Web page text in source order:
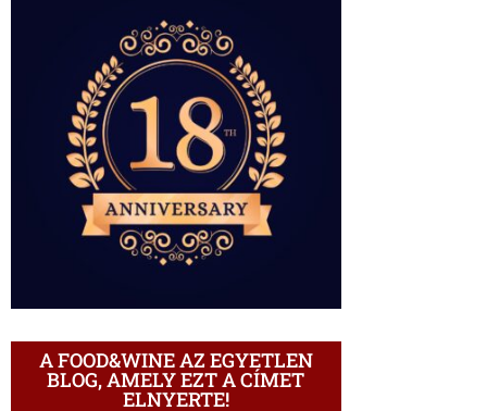
A FOOD&WINE AZ EGYETLEN
BLOG, AMELY EZT A CÍMET
ELNYERTE!